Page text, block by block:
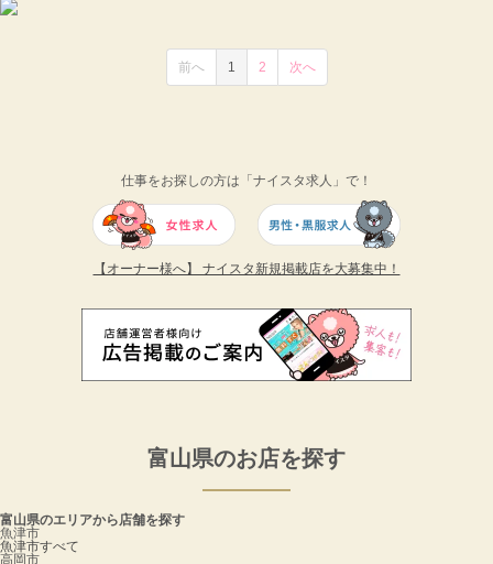
前へ 1 2 次へ
仕事をお探しの方は「ナイスタ求人」で！
【オーナー様へ】 ナイスタ新規掲載店を大募集中！
富山県のお店を探す
富山県のエリアから店舗を探す
魚津市
魚津市すべて
高岡市